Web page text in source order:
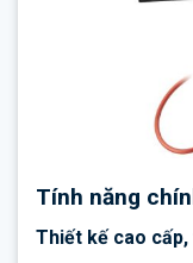
Tính năng
Thiết kế cao